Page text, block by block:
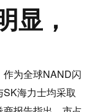
显，
作为全球NAND闪
海力士均采取